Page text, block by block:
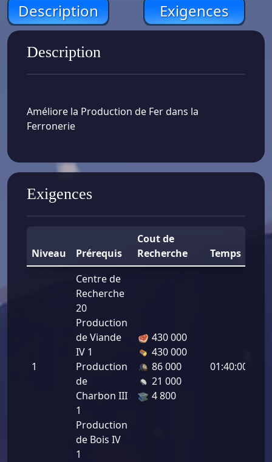
Description Exigences
Description
Améliore la Production de Fer dans la
Ferronerie
Exigences
Niveau Prérequis
Cout de
Recherche
Temps
1
Centre de
Recherche
20
Production
de Viande
IV 1
Production
de
Charbon III
1
Production
de Bois IV
1
430 000
430 000
86 000
21 000
4 800
01:40:00